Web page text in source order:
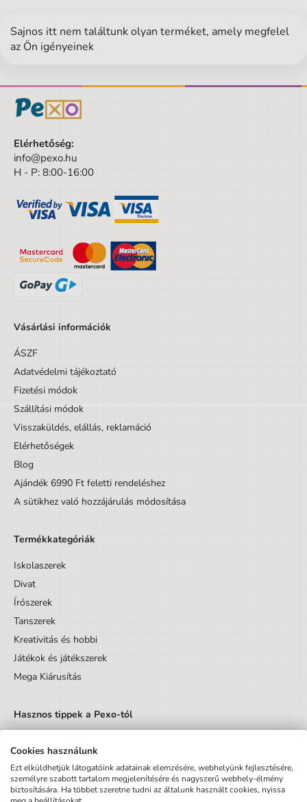
Sajnos itt nem találtunk olyan terméket, amely megfelel
az Ön igényeinek
Elérhetőség:
info@pexo.hu
H - P: 8:00-16:00
Vásárlási információk
ÁSZF
Adatvédelmi tájékoztató
Fizetési módok
Szállítási módok
Visszaküldés, elállás, reklamáció
Elérhetőségek
Blog
Ajándék 6990 Ft feletti rendeléshez
A sütikhez való hozzájárulás módosítása
Termékkategóriák
Iskolaszerek
Divat
Írószerek
Tanszerek
Kreativitás és hobbi
Játékok és játékszerek
Mega Kiárusítás
Hasznos tippek a Pexo-tól
Küldés
Cookies használunk
Ezt elküldhetjük látogatóink adatainak elemzésére, webhelyünk fejlesztésére,
személyre szabott tartalom megjelenítésére és nagyszerű webhely-élmény
biztosítására. Ha többet szeretne tudni az általunk használt cookies, nyissa